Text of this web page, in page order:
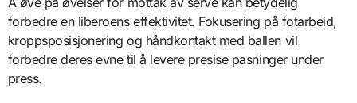
forbedre en liberoens effektivitet. Fokusering på fotarbeid,
kroppsposisjonering og håndkontakt med ballen vil
forbedre deres evne til å levere presise pasninger under
press.